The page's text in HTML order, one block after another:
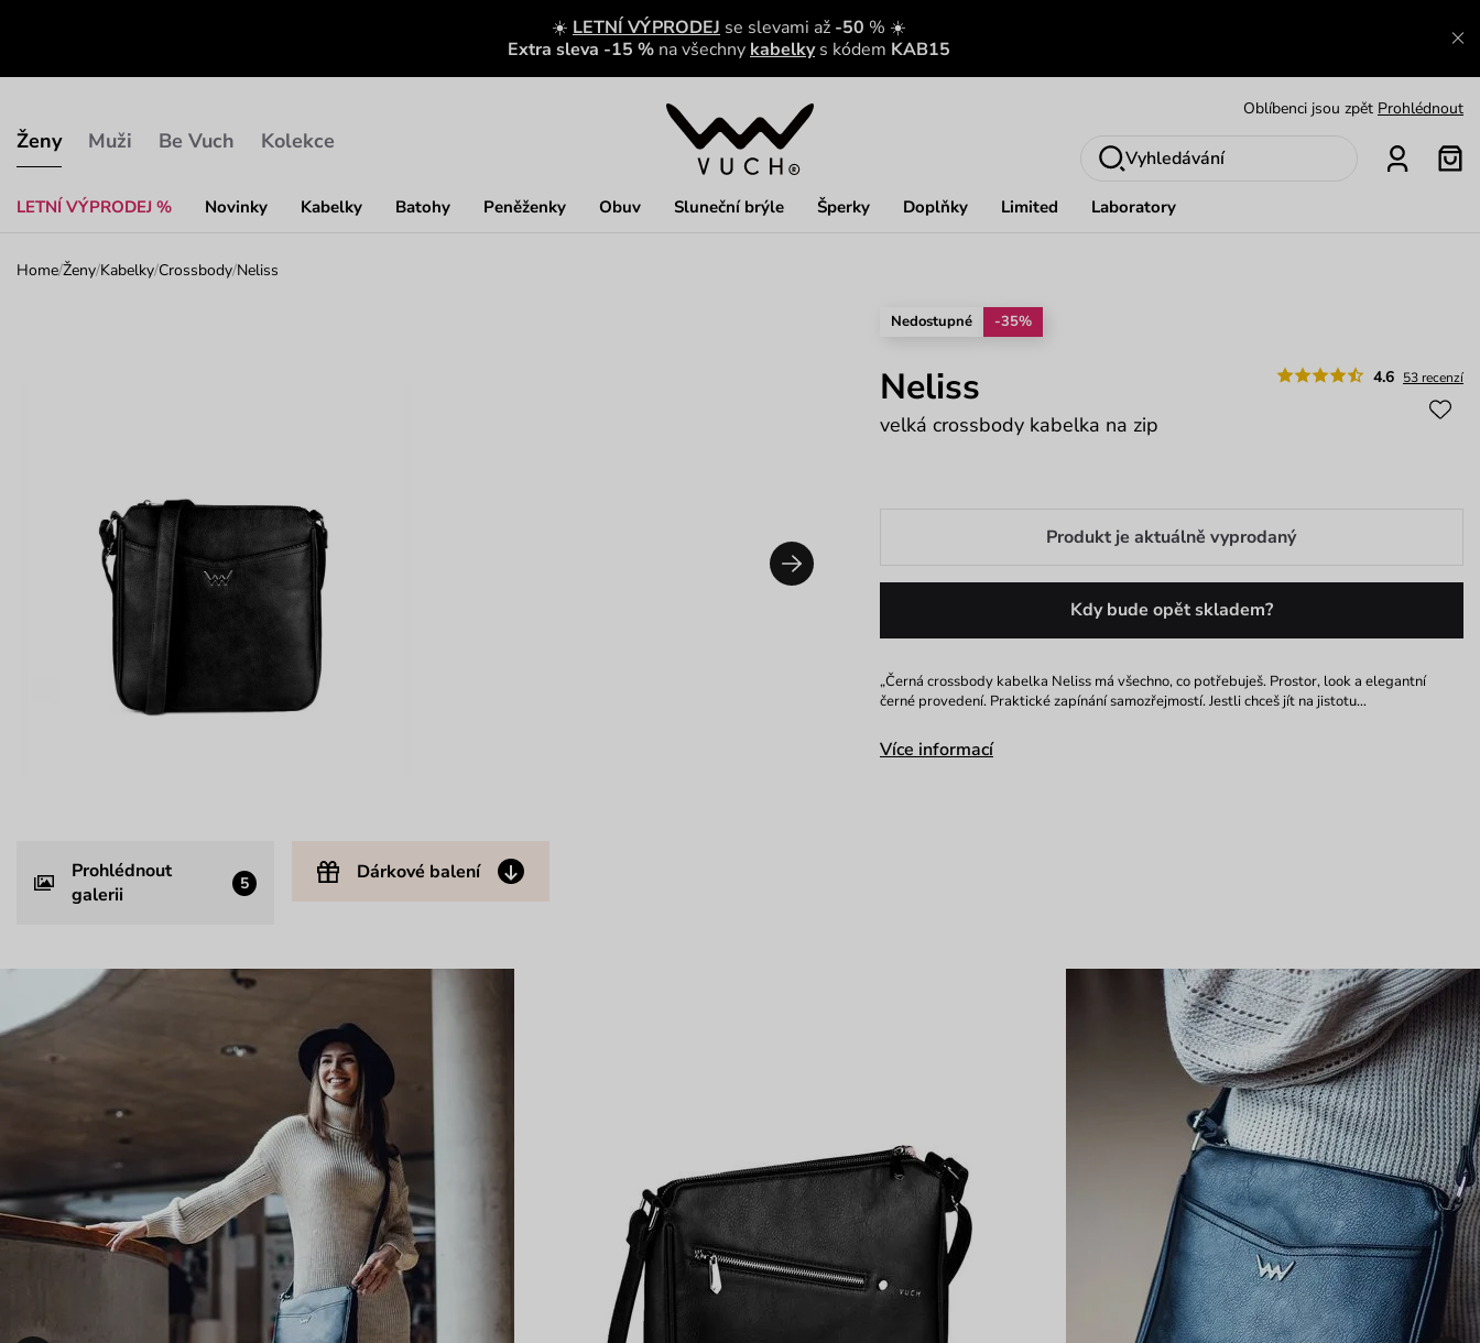
☀️ LETNÍ VÝPRODEJ se slevami až -50 % ☀️
Extra sleva -15 % na všechny kabelkys kódem KAB15
Ženy
LETNÍ VÝPRODEJ % Novinky Kabelky Batohy Peněženky Obuv Sluneční brýle Šperky Doplňky Limited Laboratory
Muži Be Vuch Kolekce
Nech se inspirovat Ukázat
Vyhledávání
Home/Ženy/Kabelky/Crossbody/Neliss
Prohlédnout
galerii
5 Dárkové balení
Nedostupné -35%
4.6 53 recenzí
Neliss
velká crossbody kabelka na zip
Produkt je aktuálně vyprodaný
Kdy bude opět skladem?
„Černá crossbody kabelka Neliss má všechno, co potřebuješ. Prostor, look a elegantní
černé provedení. Praktické zapínání samozřejmostí. Jestli chceš jít na jistotu…
Více informací